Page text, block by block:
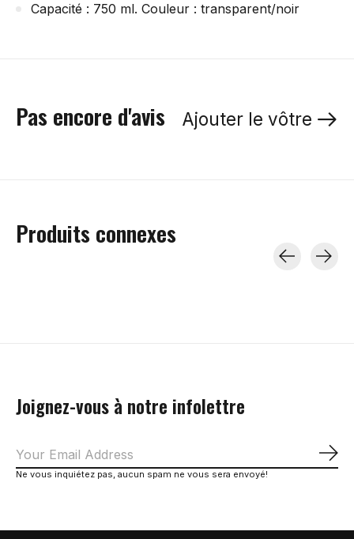
Capacité : 750 ml. Couleur : transparent/noir
Pas encore d'avis Ajouter le vôtre
Produits connexes
Joignez-vous à notre infolettre
Ne vous inquiétez pas, aucun spam ne vous sera envoyé!